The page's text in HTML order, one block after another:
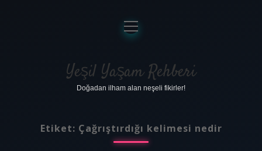
Anasayfa
Gizlilik Politikası
Yasal Uyarı
menüyü
aç
Yeşil Yaşam Rehberi
Doğadan ilham alan neşeli fikirler!
Etiket: Çağrıştırdığı kelimesi nedir